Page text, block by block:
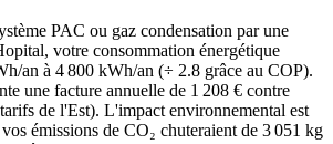
PAC ou gaz condensation par une
votre consommation énergétique
an à 4 800 kWh/an (÷ 2.8 grâce au COP).
une facture annuelle de 1 208 € contre
de l'Est). L'impact environnemental est
émissions de CO₂ chuteraient de 3 051 kg